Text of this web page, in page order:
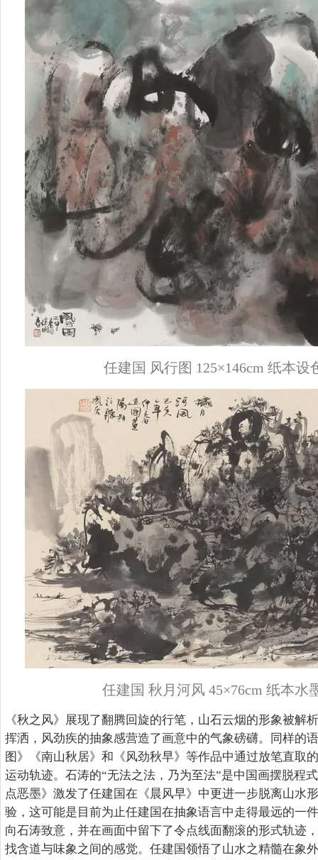
任建国 风行图 125×146cm 纸本设
任建国 秋月河风 45×76cm 纸本水
《秋之风》展现了翻腾回旋的行笔，山石云烟的形象被解
挥洒，风劲疾的抽象感营造了画意中的气象磅礴。同样的
图》《南山秋居》和《风劲秋早》等作品中通过放笔直取
运动轨迹。石涛的“无法之法，乃为至法”是中国画摆脱程
点恶墨》激发了任建国在《晨风早》中更进一步脱离山水
验，这可能是目前为止任建国在抽象语言中走得最远的一
向石涛致意，并在画面中留下了令点线面翻滚的形式轨迹
找含道与味象之间的感觉。任建国领悟了山水之精髓在象